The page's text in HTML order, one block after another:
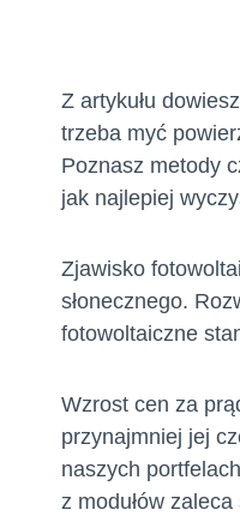
Z artykułu
trzeba myć
Poznasz metody
jak najlepiej
Zjawisko
słonecznego.
fotowoltaiczne
Wzrost cen za
przynajmniej jej
naszych
z modułów